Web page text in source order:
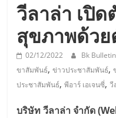
วีลาล่า เปิด
สุขภาพด้วย
02/12/2022 Bk Bulletin
ขาสัมพันธ์,ข่าวประชาสัมพันธ์,
ประชาสัมพันธ์,พีอาร์ เอเจนซี่,วี
บริษัท วีลาล่า จำกัด